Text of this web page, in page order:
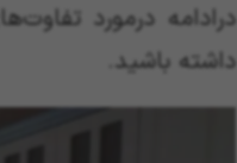
درادامه درمورد
داشته باشید.